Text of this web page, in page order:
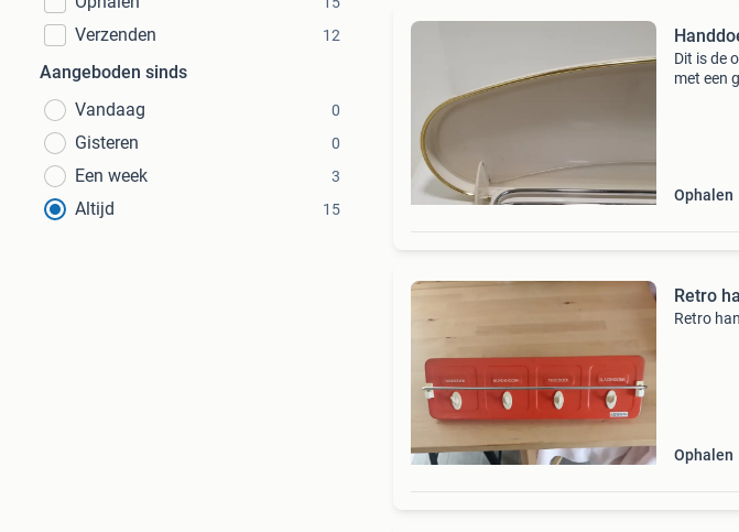
Verzenden 12
Aangeboden sinds
Vandaag
0
Gisteren 0
Een week 3
Altijd 15
Dit is de
met een
Ophalen
Retro
Retro
Ophalen